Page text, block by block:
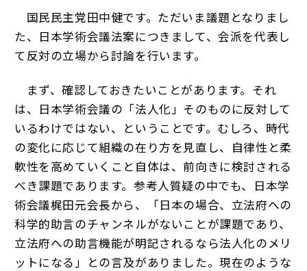
国民民主党田中健です。ただいま議題となりまし
た、日本学術会議法案につきまして、会派を代表し
て反対の立場から討論を行います。
まず、確認しておきたいことがあります。それ
は、日本学術会議の「法人化」そのものに反対して
いるわけではない、ということです。むしろ、時代
の変化に応じて組織の在り方を見直し、自律性と柔
軟性を高めていくこと自体は、前向きに検討される
べき課題であります。参考人質疑の中でも、日本学
術会議梶田元会長から、「日本の場合、立法府への
科学的助言のチャンネルがないことが課題であり、
立法府への助言機能が明記されるなら法人化のメリ
ットになる」との言及がありました。現在のような